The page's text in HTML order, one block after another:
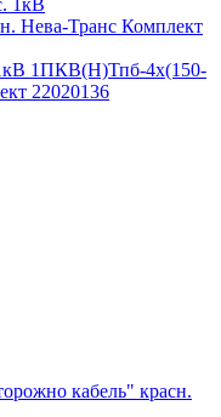
1ПКВ(Н)Тпб-4х(150-
22020136